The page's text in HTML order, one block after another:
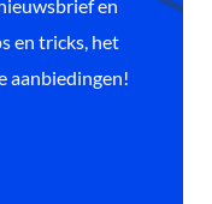
en
en tricks, het
aanbiedingen!